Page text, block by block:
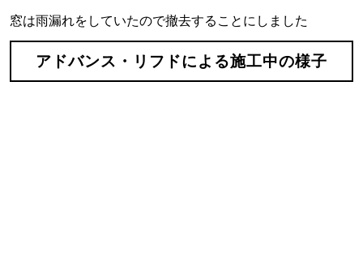
窓は雨漏れをしていたので撤去することにしました
アドバンス・リフドによる施工中の様子